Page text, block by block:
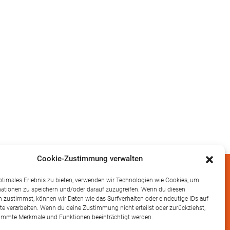
Cookie-Zustimmung verwalten
Erlebnis zu bieten, verwenden wir Technologien wie Cookies, um
zu speichern und/oder darauf zuzugreifen. Wenn du diesen
zustimmst, können wir Daten wie das Surfverhalten oder eindeutige IDs auf
verarbeiten. Wenn du deine Zustimmung nicht erteilst oder zurückziehst,
Merkmale und Funktionen beeinträchtigt werden.
NEWSLETTER
Hier können Sie meinen
vierteljährlichen Newsletter
abonnieren.